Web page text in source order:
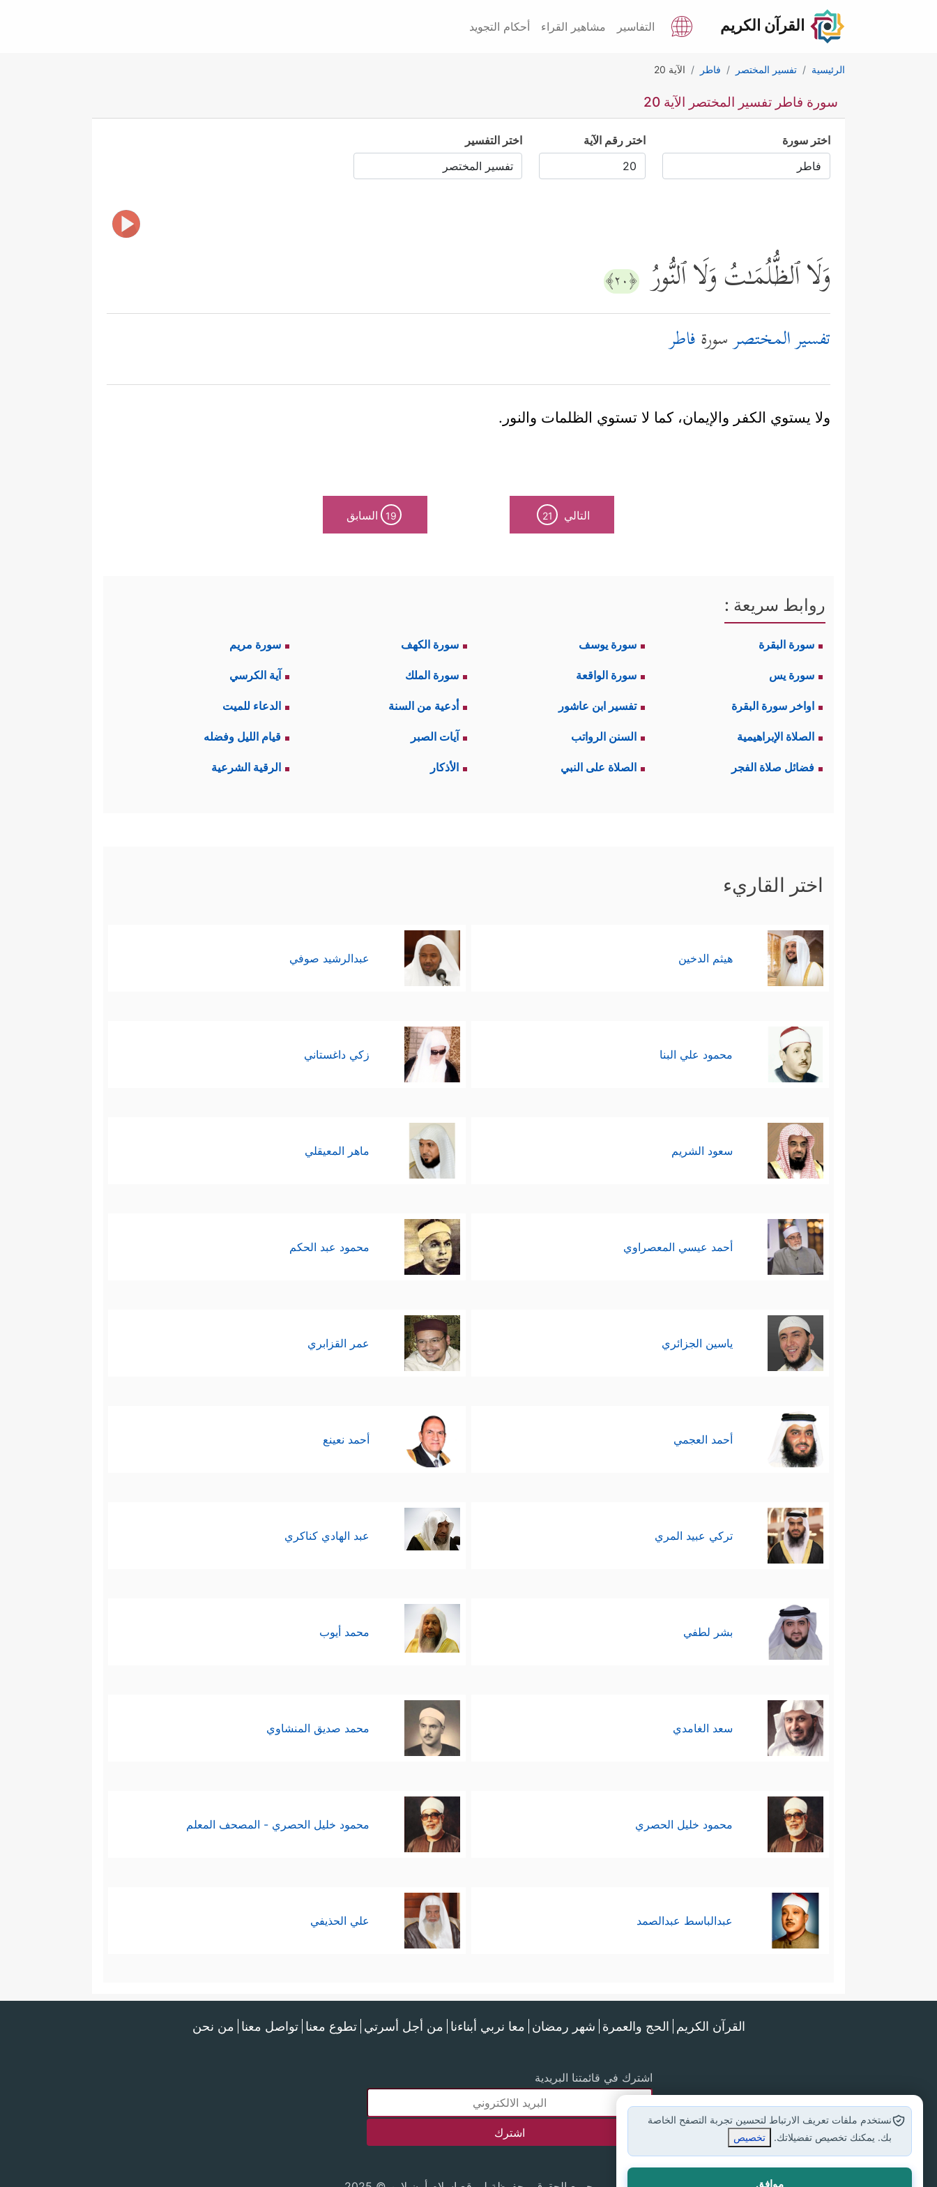
القرآن الكريم التفاسير مشاهير القراء أحكام التجويد
الرئيسية تفسير المختصر فاطر الآية 20
سورة فاطر تفسير المختصر الآية 20
اختر سورة اختر رقم الآية اختر التفسير
وَلَا ٱلظُّلُمَـٰتُ وَلَا ٱلنُّورُ ﴿٢٠﴾
تفسير المختصرسورةفاطر
ولا يستوي الكفر والإيمان، كما لا تستوي الظلمات والنور.
التالي 21
19 السابق
روابط سريعة :
سورة البقرة سورة يوسف سورة الكهف سورة مريم
سورة يس سورة الواقعة سورة الملك آية الكرسي
اواخر سورة البقرة تفسير ابن عاشور أدعية من السنة الدعاء للميت
الصلاة الإبراهيمية السنن الرواتب آيات الصبر قيام الليل وفضله
فضائل صلاة الفجر الصلاة على النبي الأذكار الرقية الشرعية
اختر القاريء
هيثم الدخين عبدالرشيد صوفي
محمود علي البنا زكي داغستاني
سعود الشريم ماهر المعيقلي
أحمد عيسي المعصراوي محمود عبد الحكم
ياسين الجزائري عمر القزابري
أحمد العجمي أحمد نعينع
تركي عبيد المري عبد الهادي كناكري
بشر لطفي محمد أيوب
سعد الغامدي محمد صديق المنشاوي
محمود خليل الحصري محمود خليل الحصري - المصحف المعلم
عبدالباسط عبدالصمد علي الحذيفي
القرآن الكريم الحج والعمرة شهر رمضان معا نربي أبناءنا من أجل أسرتي تطوع معنا تواصل معنا من نحن
اشترك في قائمتنا البريدية
نستخدم ملفات تعريف الارتباط لتحسين تجربة التصفح الخاصة
بك. يمكنك تخصيص تفضيلاتك.
تخصيص
موافق